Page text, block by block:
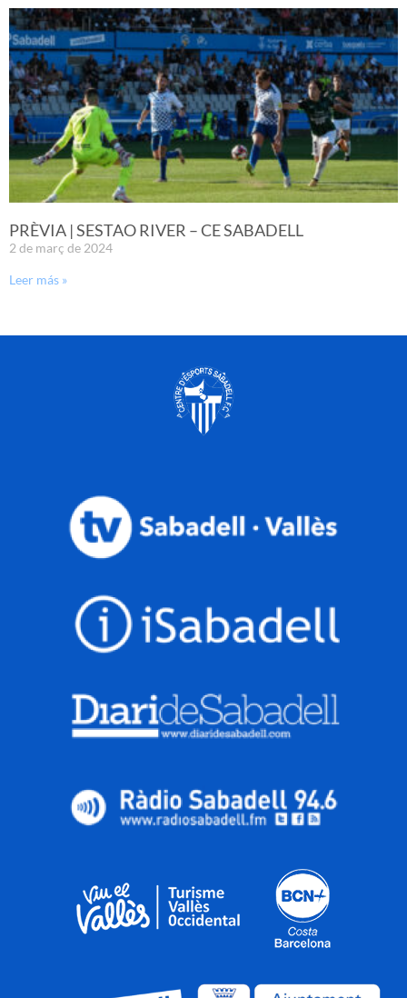
PRÈVIA | SESTAO RIVER – CE SABADELL
2 de març de 2024
Leer más »